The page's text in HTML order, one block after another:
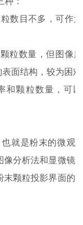
数目不多，可作
粒数量，但图像
面结构，较为困
和颗粒数量，可
就是粉末的微观
像分析法和显微镜
末颗粒投影界面的